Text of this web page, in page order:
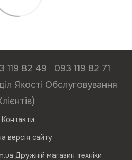
119 82 49
093 119 82 71
Якості Обслуговування
Контакти
версія сайту
Дружній магазин техніки